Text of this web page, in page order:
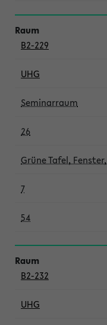
B2-229
UHG
Seminarraum
26
Grüne Tafel,
7
54
B2-232
UHG